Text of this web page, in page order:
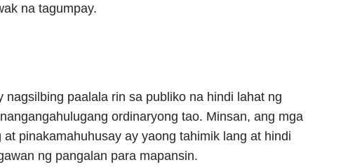
na tagumpay.
nagsilbing paalala rin sa publiko na hindi lahat ng
ordinaryong tao. Minsan, ang mga
at pinakamahuhusay ay yaong tahimik lang at hindi
ng pangalan para mapansin.